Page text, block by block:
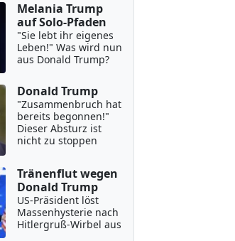
Melania Trump
auf Solo-Pfaden
"Sie lebt ihr eigenes
Leben!" Was wird nun
aus Donald Trump?
Donald Trump
"Zusammenbruch hat
bereits begonnen!"
Dieser Absturz ist
nicht zu stoppen
Tränenflut wegen
Donald Trump
US-Präsident löst
Massenhysterie nach
Hitlergruß-Wirbel aus